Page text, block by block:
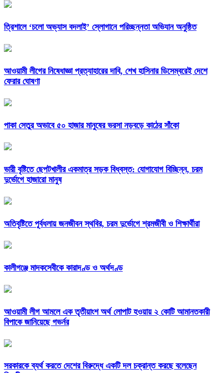
‎ত্রিশালে ‘চলো অভ্যাস বদলাই’ স্লোগানে পরিচ্ছন্নতা অভিযান অনুষ্ঠিত
আওয়ামী লীগের নিষেধাজ্ঞা প্রত্যাহারের দাবি, শেখ হাসিনার ডিসেম্বরেই দেশে
ফেরার ঘোষণা
পাকা সেতুর অভাবে ৫০ হাজার মানুষের ভরসা নড়বড়ে কাঠের সাঁকো
ভারী বৃষ্টিতে ছেপটখালীর একমাত্র সড়ক বিধ্বস্ত: যোগাযোগ বিচ্ছিন্ন, চরম
দুর্ভোগে হাজারো মানুষ
অতিবৃষ্টিতে পূর্বধলায় জনজীবন স্থবির, চরম দুর্ভোগে শ্রমজীবী ও শিক্ষার্থীরা
কালীগঞ্জে মাদকসেবীকে কারাদণ্ড ও অর্থদণ্ড
আওয়ামী লীগ আমলে এক তৃতীয়াংশ অর্থ লোপাট হওয়ায় ২ কোটি আমানতকারী
বিপাকে জানিয়েছে গভর্নর
সরকারকে ব্যর্থ করতে দেশের বিরুদ্ধে একটি দল চক্রান্ত করছে বলেছেন